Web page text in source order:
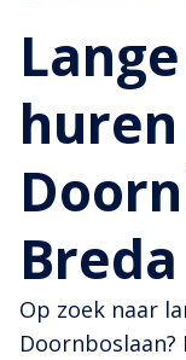
Breda
Op zoek naar